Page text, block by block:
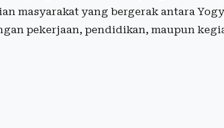
masyarakat yang bergerak antara
pekerjaan, pendidikan, maupun